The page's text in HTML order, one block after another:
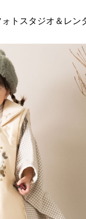
ォトスタジオ＆レン